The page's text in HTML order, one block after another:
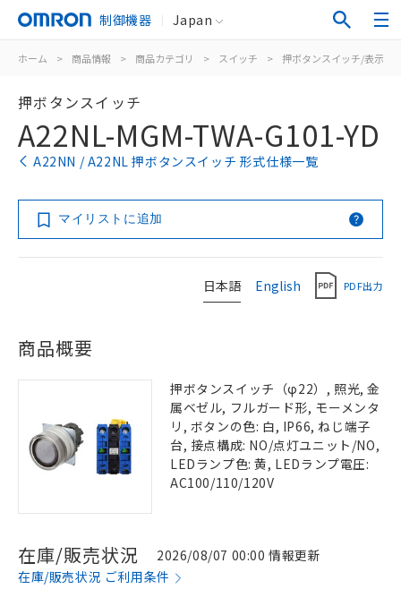
制御機器 Japan
ホーム > 商品情報 > 商品カテゴリ > スイッチ > 押ボタンスイッチ/表示灯
押ボタンスイッチ
A22NL-MGM-TWA-G101-YD
A22NN / A22NL 押ボタンスイッチ 形式仕様一覧
マイリストに追加
日本語 English PDF出力
商品概要
押ボタンスイッチ（φ22）, 照光, 金
属ベゼル, フルガード形, モーメンタ
リ, ボタンの色: 白, IP66, ねじ端子
台, 接点構成: NO/点灯ユニット/NO,
LEDランプ色: 黄, LEDランプ電圧:
AC100/110/120V
在庫/販売状況
2026/08/07 00:00 情報更新
在庫/販売状況 ご利用条件